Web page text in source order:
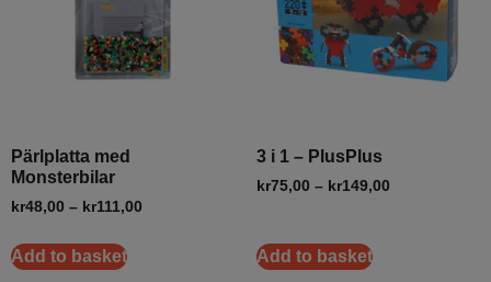
Pärlplatta med
Monsterbilar
kr48,00 – kr111,00
Add to basket
3 i 1 – PlusPlus
kr75,00 – kr149,00
Add to basket